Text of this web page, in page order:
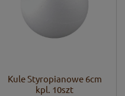
Kule Styropianowe 6cm
kpl. 10szt